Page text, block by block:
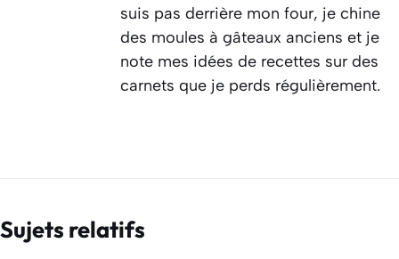
suis pas derrière mon four, je chine
des moules à gâteaux anciens et je
note mes idées de recettes sur des
carnets que je perds régulièrement.
Sujets relatifs